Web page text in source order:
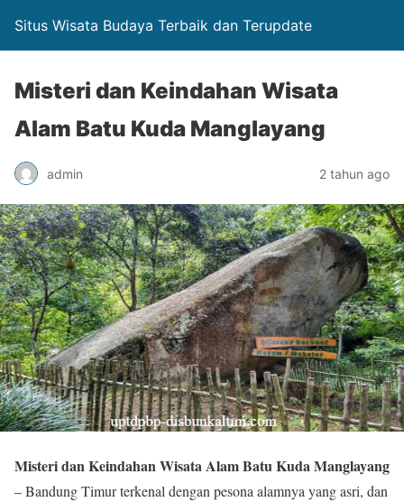
Situs Wisata Budaya Terbaik dan Terupdate
Misteri dan Keindahan Wisata
Alam Batu Kuda Manglayang
admin 2 tahun ago
Misteri dan Keindahan Wisata Alam Batu Kuda Manglayang
– Bandung Timur terkenal dengan pesona alamnya yang asri, dan